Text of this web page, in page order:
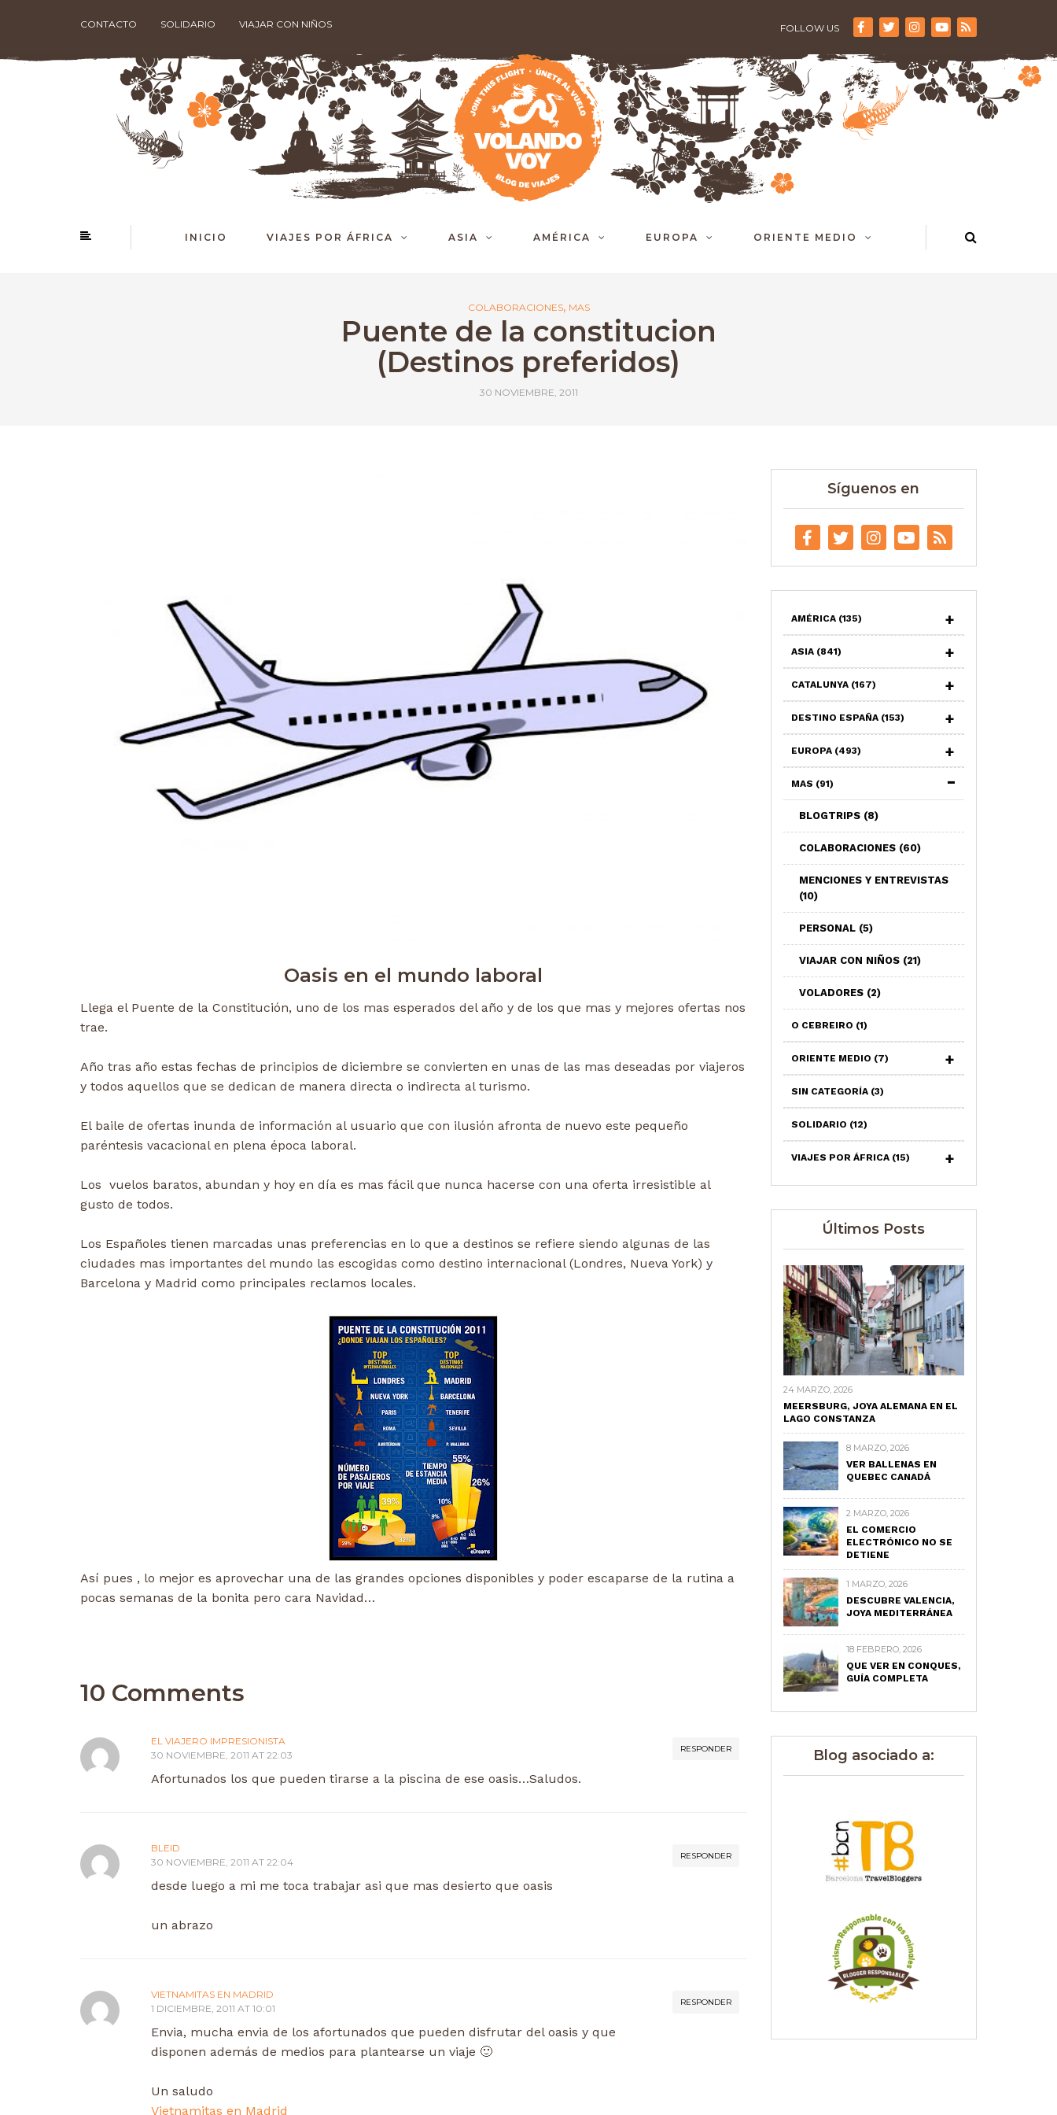
CONTACTO SOLIDARIO VIAJAR CON NIÑOS FOLLOW US
INICIO VIAJES POR ÁFRICA ASIA AMÉRICA EUROPA ORIENTE MEDIO
COLABORACIONES, MAS
Puente de la constitucion
(Destinos preferidos)
30 NOVIEMBRE, 2011
Oasis en el mundo laboral
Llega el Puente de la Constitución, uno de los mas esperados del año y de los que mas y mejores ofertas nos
trae.
Año tras año estas fechas de principios de diciembre se convierten en unas de las mas deseadas por viajeros
y todos aquellos que se dedican de manera directa o indirecta al turismo.
El baile de ofertas inunda de información al usuario que con ilusión afronta de nuevo este pequeño
paréntesis vacacional en plena época laboral.
Los vuelos baratos, abundan y hoy en día es mas fácil que nunca hacerse con una oferta irresistible al
gusto de todos.
Los Españoles tienen marcadas unas preferencias en lo que a destinos se refiere siendo algunas de las
ciudades mas importantes del mundo las escogidas como destino internacional (Londres, Nueva York) y
Barcelona y Madrid como principales reclamos locales.
Así pues , lo mejor es aprovechar una de las grandes opciones disponibles y poder escaparse de la rutina a
pocas semanas de la bonita pero cara Navidad…
10 Comments
RESPONDER
EL VIAJERO IMPRESIONISTA
30 NOVIEMBRE, 2011 AT 22:03
Afortunados los que pueden tirarse a la piscina de ese oasis…Saludos.
RESPONDER
BLEID
30 NOVIEMBRE, 2011 AT 22:04
desde luego a mi me toca trabajar asi que mas desierto que oasis
un abrazo
RESPONDER
VIETNAMITAS EN MADRID
1 DICIEMBRE, 2011 AT 10:01
Envia, mucha envia de los afortunados que pueden disfrutar del oasis y que
disponen además de medios para plantearse un viaje 🙂
Un saludo
Vietnamitas en Madrid
Síguenos en
AMÉRICA (135)
ASIA (841)
CATALUNYA (167)
DESTINO ESPAÑA (153)
EUROPA (493)
MAS (91)
BLOGTRIPS (8)
COLABORACIONES (60)
MENCIONES Y ENTREVISTAS
(10)
PERSONAL (5)
VIAJAR CON NIÑOS (21)
VOLADORES (2)
O CEBREIRO (1)
ORIENTE MEDIO (7)
SIN CATEGORÍA (3)
SOLIDARIO (12)
VIAJES POR ÁFRICA (15)
Últimos Posts
24 MARZO, 2026
MEERSBURG, JOYA ALEMANA EN EL
LAGO CONSTANZA
8 MARZO, 2026
VER BALLENAS EN
QUEBEC CANADÁ
2 MARZO, 2026
EL COMERCIO
ELECTRÓNICO NO SE
DETIENE
1 MARZO, 2026
DESCUBRE VALENCIA,
JOYA MEDITERRÁNEA
18 FEBRERO, 2026
QUE VER EN CONQUES,
GUÍA COMPLETA
Blog asociado a: